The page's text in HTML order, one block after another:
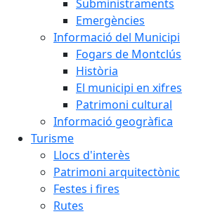
Subministraments
Emergències
Informació del Municipi
Fogars de Montclús
Història
El municipi en xifres
Patrimoni cultural
Informació geogràfica
Turisme
Llocs d'interès
Patrimoni arquitectònic
Festes i fires
Rutes